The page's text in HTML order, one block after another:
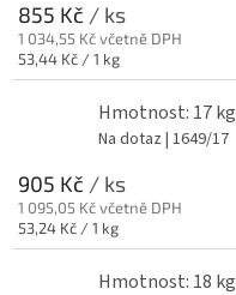
855 Kč / ks
1 034,55 Kč včetně DPH
Měrná
cena:
53,44 Kč / 1 kg
Hmotnost: 17 kg
Na dotaz | 1649/17
905 Kč / ks
1 095,05 Kč včetně DPH
Měrná
cena:
53,24 Kč / 1 kg
Hmotnost: 18 kg